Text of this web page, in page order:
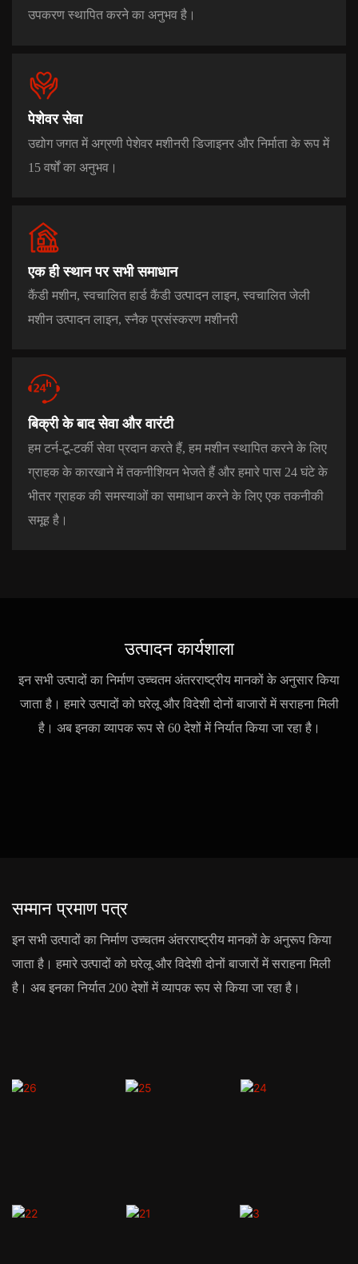
उपकरण स्थापित करने का अनुभव है।
पेशेवर सेवा
उद्योग जगत में अग्रणी पेशेवर मशीनरी डिजाइनर और निर्माता के रूप में
15 वर्षों का अनुभव।
एक ही स्थान पर सभी समाधान
कैंडी मशीन, स्वचालित हार्ड कैंडी उत्पादन लाइन, स्वचालित जेली
मशीन उत्पादन लाइन, स्नैक प्रसंस्करण मशीनरी
बिक्री के बाद सेवा और वारंटी
हम टर्न-टू-टर्की सेवा प्रदान करते हैं, हम मशीन स्थापित करने के लिए
ग्राहक के कारखाने में तकनीशियन भेजते हैं और हमारे पास 24 घंटे के
भीतर ग्राहक की समस्याओं का समाधान करने के लिए एक तकनीकी
समूह है।
उत्पादन कार्यशाला
इन सभी उत्पादों का निर्माण उच्चतम अंतरराष्ट्रीय मानकों के अनुसार किया
जाता है। हमारे उत्पादों को घरेलू और विदेशी दोनों बाजारों में सराहना मिली
है। अब इनका व्यापक रूप से 60 देशों में निर्यात किया जा रहा है।
सम्मान प्रमाण पत्र
इन सभी उत्पादों का निर्माण उच्चतम अंतरराष्ट्रीय मानकों के अनुरूप किया
जाता है। हमारे उत्पादों को घरेलू और विदेशी दोनों बाजारों में सराहना मिली
है। अब इनका निर्यात 200 देशों में व्यापक रूप से किया जा रहा है।